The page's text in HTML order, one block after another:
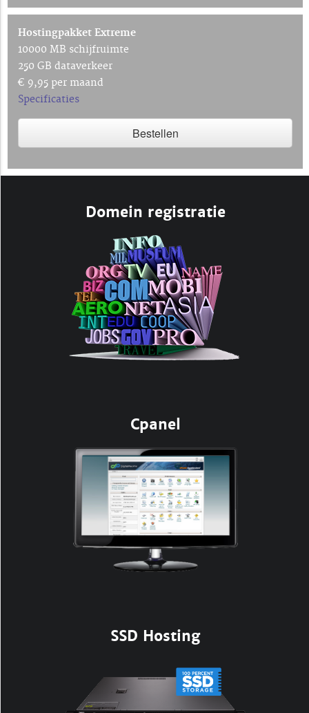
Hostingpakket Extreme
10000 MB schijfruimte
250 GB dataverkeer
€ 9,95 per maand
Specificaties
Bestellen
Domein registratie
Cpanel
SSD Hosting